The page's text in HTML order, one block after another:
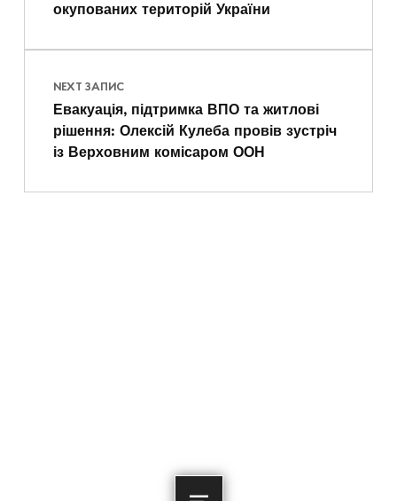
окупованих територій України
NEXT ЗАПИС
Евакуація, підтримка ВПО та житлові
рішення: Олексій Кулеба провів зустріч
із Верховним комісаром ООН